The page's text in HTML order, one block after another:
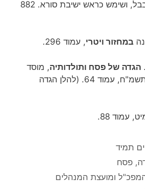
אשכולות, מגאוני בבל, ושימש כראש ישיבת סורא. 882
במחזור ויטרי, עמוד 296.
הגדה של פסח ותולדותיה, מוסד
ביאליק, ירושלים, תשמ"ח, עמוד 64. (להלן הגדה
עמוד 88.
תמיד
,פסח
ומועצת המנהלים